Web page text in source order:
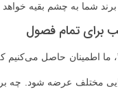
شما به چشم بقیه
برای تمام فصول
ما اطمینان حاصل می‌کنیم که
مختلف عرضه شود. چه